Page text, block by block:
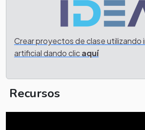
Crear proyectos de clase utilizando
artificial dando clicaquí
Objetivos
Recursos